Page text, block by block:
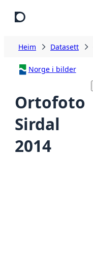
Heim Datasett
Norge i bilder
Ortofoto
Sirdal
2014